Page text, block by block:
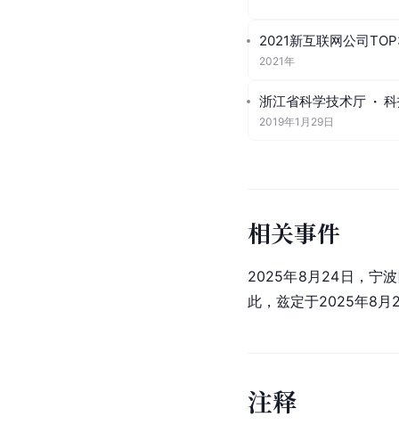
2021新互联网公司
2021年
浙江省科学技术厅 ·
2019年1月29日
相关事件
2025年8月24日，宁
此，兹定于2025年8月
注释